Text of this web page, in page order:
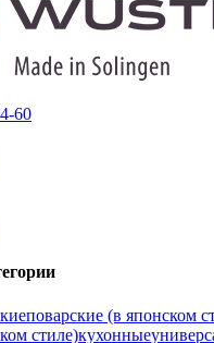
60
поварские (в японском
стиле)кухонные